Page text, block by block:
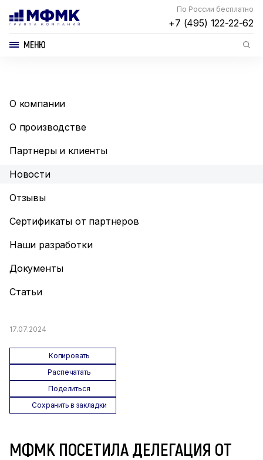
По России бесплатно
+7 (495) 122-22-62
МЕНЮ
О компании
О производстве
Партнеры и клиенты
Новости
Отзывы
Сертификаты от партнеров
Наши разработки
Документы
Статьи
17.07.2024
Копировать
Распечатать
Поделиться
Сохранить в закладки
МФМК ПОСЕТИЛА ДЕЛЕГАЦИЯ ОТ